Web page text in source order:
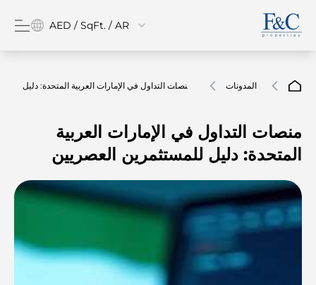
AED / SqFt. / AR
المدونات
منصات التداول في الإمارات العربية المتحدة: دليل
منصات التداول في الإمارات العربية
المتحدة: دليل للمستثمرين العصريين